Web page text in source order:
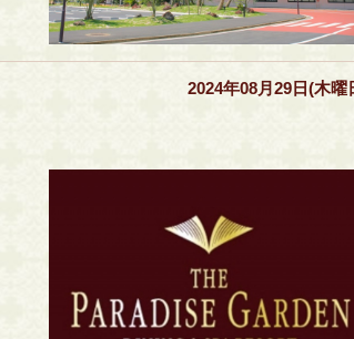
2024年08月29日(木曜